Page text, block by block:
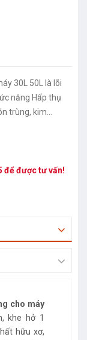
30L 50L là lõi
năng Hấp thụ
trùng, kim...
để được tư vấn!
cho máy
khe hở 1
hữu xơ,